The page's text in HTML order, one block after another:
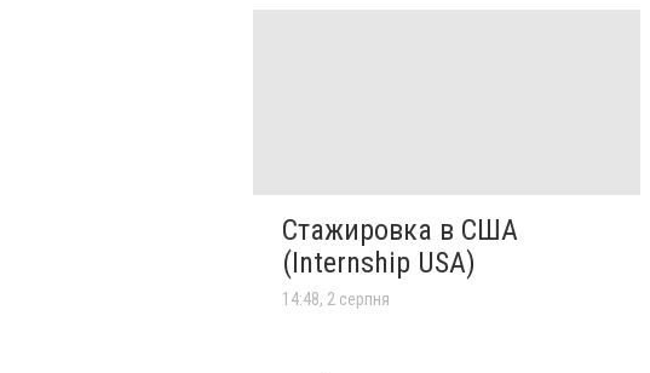
Стажировка в США
(Internship USA)
14:48, 2 серпня